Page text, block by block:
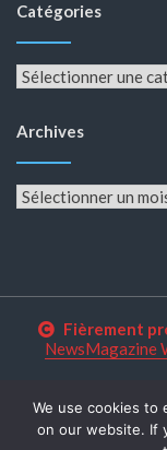
Catégories
Catégories
Archives
Archives
Fièrement
NewsMagazine
We use cookies to
on our website. If